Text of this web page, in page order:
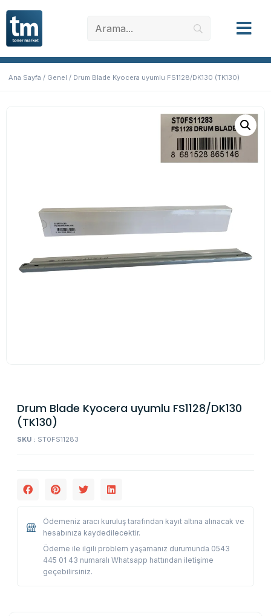
Ana Sayfa / Genel / Drum Blade Kyocera uyumlu FS1128/DK130 (TK130)
Drum Blade Kyocera uyumlu FS1128/DK130
(TK130)
SKU : ST0FS11283
Ödemeniz aracı kuruluş tarafından kayıt altına alınacak ve
hesabınıza kaydedilecektir.
Ödeme ile ilgili problem yaşamanız durumunda 0543
445 01 43 numaralı Whatsapp hattından iletişime
geçebilirsiniz.